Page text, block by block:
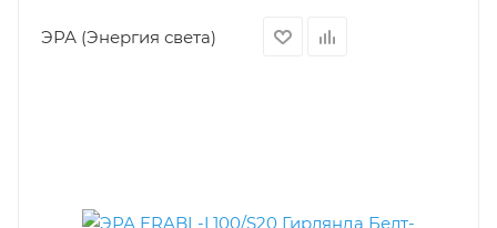
ЭРА (Энергия света)